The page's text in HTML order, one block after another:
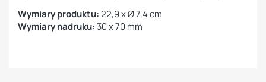
Wymiary produktu:22,9 x Ø 7,4 cm
Wymiary nadruku: 30 x 70 mm